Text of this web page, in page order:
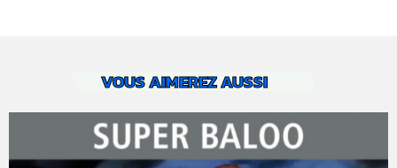
VOUS AIMEREZ AUSSI